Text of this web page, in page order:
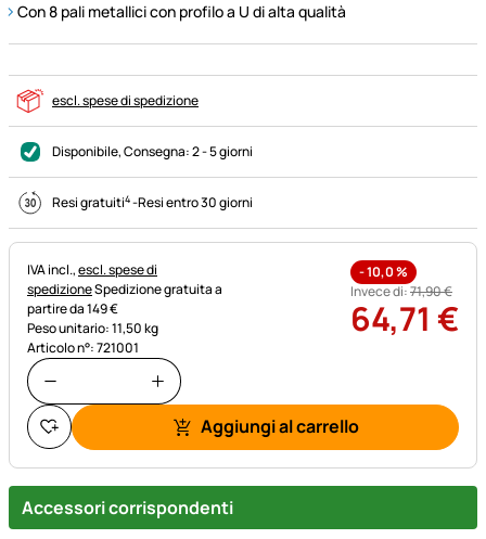
Con 8 pali metallici con profilo a U di alta qualità
escl. spese di spedizione
Disponibile, Consegna:2 - 5 giorni
Resi gratuiti4-Resi entro 30 giorni
Informazioni fiscali:
IVA incl.,escl. spese di
spedizioneSpedizione gratuita a
partire da 149 €
Peso unitario: 11,50 kg
Articolo n°: 721001
-10,0%
Invece di:71,90€
64,71 €
Aggiungi al carrello
Accessori corrispondenti